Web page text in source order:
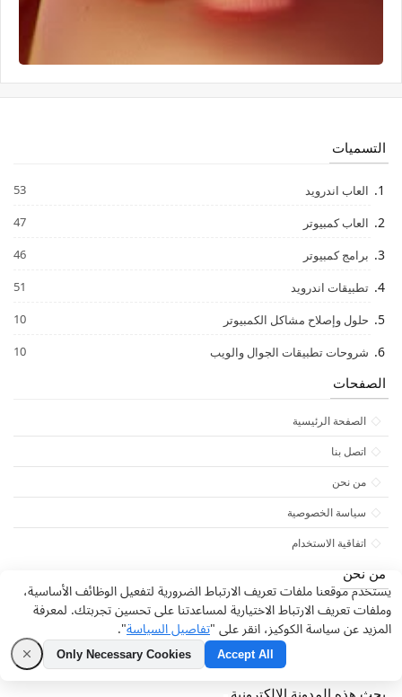
يستخدم موقعنا ملفات تعريف الارتباط الضرورية لتفعيل الوظائف الأساسية،
وملفات تعريف الارتباط الاختيارية لمساعدتنا على تحسين تجربتك. لمعرفة
المزيد عن سياسة الكوكيز، انقر على "تفاصيل السياسة".
Accept All
Only Necessary Cookies
التسميات
العاب اندرويد 53
العاب كمبيوتر 47
برامج كمبيوتر 46
تطبيقات اندرويد 51
حلول وإصلاح مشاكل الكمبيوتر 10
شروحات تطبيقات الجوال والويب 10
الصفحات
الصفحة الرئيسية
اتصل بنا
من نحن
سياسة الخصوصية
اتفاقية الاستخدام
من نحن
يهتم موقعنا بكل ما هو يخص التكنولوجيا كما نقوم في موقعنا بتوفير
الكثير من الشروحات الهامة عن التطبيقات والبرامج والألعاب
لمختلف انظمة التشغيل